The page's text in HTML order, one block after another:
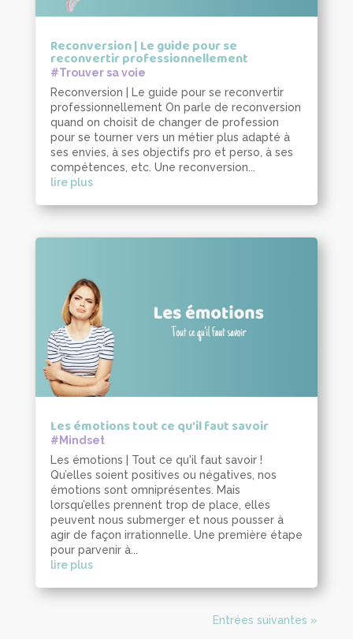
Reconversion | Le guide pour se
reconvertir professionnellement
#Trouver sa voie
Reconversion | Le guide pour se reconvertir
professionnellement On parle de reconversion
quand on choisit de changer de profession
pour se tourner vers un métier plus adapté à
ses envies, à ses objectifs pro et perso, à ses
compétences, etc. Une reconversion...
lire plus
Les émotions tout ce qu’il faut savoir
#Mindset
Les émotions | Tout ce qu'il faut savoir !
Qu’elles soient positives ou négatives, nos
émotions sont omniprésentes. Mais
lorsqu’elles prennent trop de place, elles
peuvent nous submerger et nous pousser à
agir de façon irrationnelle. Une première étape
pour parvenir à...
lire plus
Entrées suivantes »